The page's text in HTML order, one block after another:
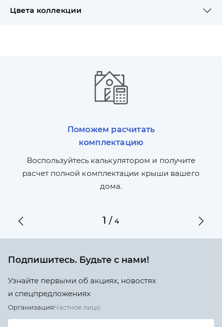
Цвета коллекции
Поможем расчитать
комплектацию
Воспользуйтесь калькулятором и получите
расчет полной комплектации крыши вашего
дома.
1 /4
Подпишитесь. Будьте с нами!
Узнайте первыми об акциях, новостях
и спецпредложениях
ОрганизацияЧастное лицо